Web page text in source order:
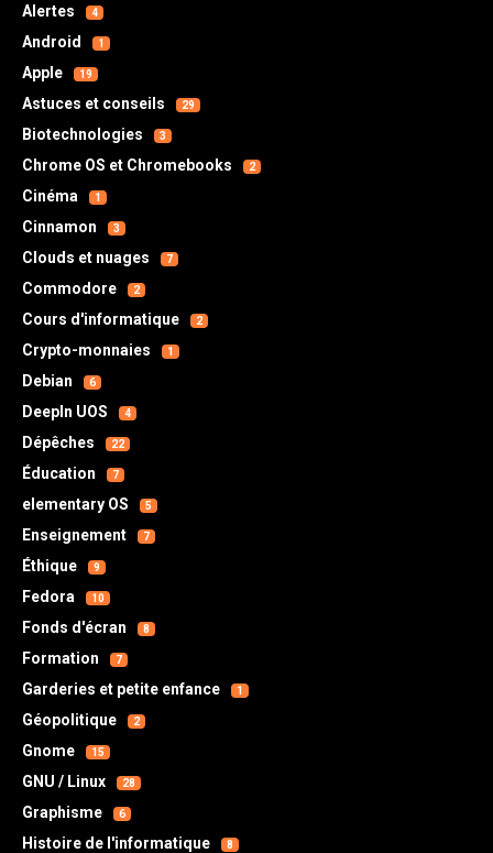
Alertes 4
Android 1
Apple 19
Astuces et conseils 29
Biotechnologies 3
Chrome OS et Chromebooks 2
Cinéma 1
Cinnamon 3
Clouds et nuages 7
Commodore 2
Cours d'informatique 2
Crypto-monnaies 1
Debian 6
DeepIn UOS 4
Dépêches 22
Éducation 7
elementary OS 5
Enseignement 7
Éthique 9
Fedora 10
Fonds d'écran 8
Formation 7
Garderies et petite enfance 1
Géopolitique 2
Gnome 15
GNU / Linux 28
Graphisme 6
Histoire de l'informatique 8